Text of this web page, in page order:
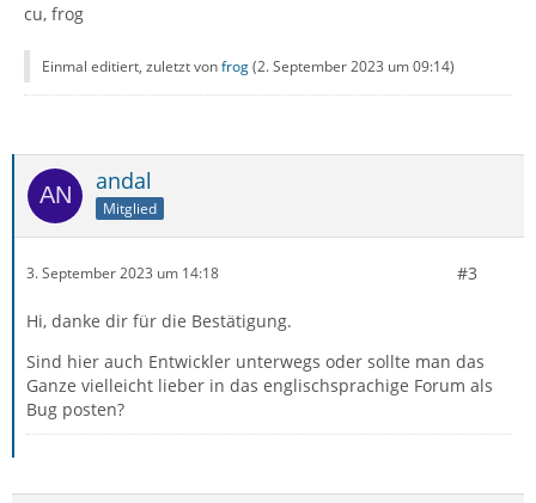
cu, frog
Einmal editiert, zuletzt vonfrog(2. September 2023 um 09:14)
andal
Mitglied
3. September 2023 um 14:18 #3
Hi, danke dir für die Bestätigung.
Sind hier auch Entwickler unterwegs oder sollte man das
Ganze vielleicht lieber in das englischsprachige Forum als
Bug posten?